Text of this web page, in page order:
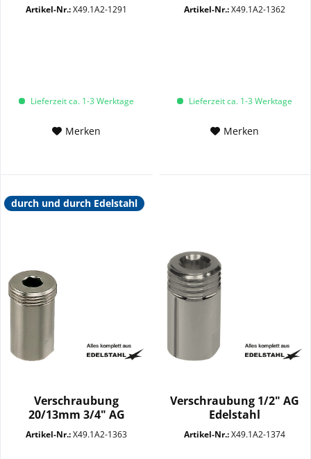
Überwurfmutter...
Artikel-Nr.:X49.1A2-1291
Lieferzeit ca. 1-3 Werktage
Merken
SW10+22 VA
Artikel-Nr.:X49.1A2-1362
Lieferzeit ca. 1-3 Werktage
Merken
durch und durch Edelstahl
Verschraubung
20/13mm 3/4" AG
SW10+22 VA
Artikel-Nr.:X49.1A2-1363
Verschraubung 1/2" AG
Edelstahl
Artikel-Nr.:X49.1A2-1374